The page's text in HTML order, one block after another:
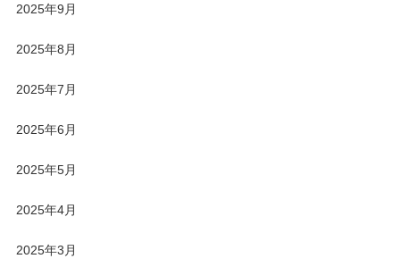
2025年9月
2025年8月
2025年7月
2025年6月
2025年5月
2025年4月
2025年3月